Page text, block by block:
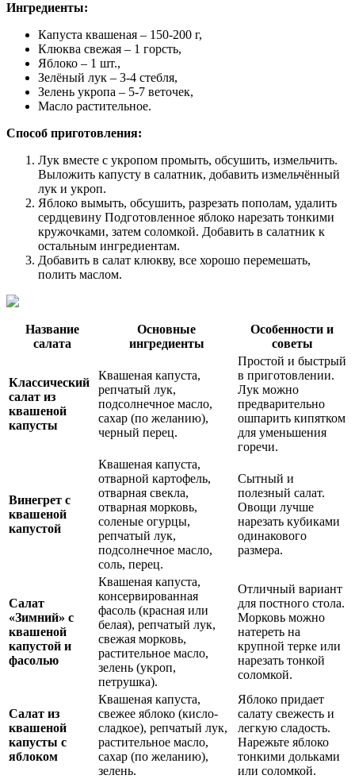
Ингредиенты:
Капуста квашеная – 150-200 г,
Клюква свежая – 1 горсть,
Яблоко – 1 шт.,
Зелёный лук – 3-4 стебля,
Зелень укропа – 5-7 веточек,
Масло растительное.
Способ приготовления:
Лук вместе с укропом промыть, обсушить, измельчить.
Выложить капусту в салатник, добавить измельчённый
лук и укроп.
Яблоко вымыть, обсушить, разрезать пополам, удалить
сердцевину Подготовленное яблоко нарезать тонкими
кружочками, затем соломкой. Добавить в салатник к
остальным ингредиентам.
Добавить в салат клюкву, все хорошо перемешать,
полить маслом.
Название
салата
Основные
ингредиенты
Особенности и
советы
Классический
салат из
квашеной
капусты
Квашеная капуста,
репчатый лук,
подсолнечное масло,
сахар (по желанию),
черный перец.
Простой и быстрый
в приготовлении.
Лук можно
предварительно
ошпарить кипятком
для уменьшения
горечи.
Винегрет с
квашеной
капустой
Квашеная капуста,
отварной картофель,
отварная свекла,
отварная морковь,
соленые огурцы,
репчатый лук,
подсолнечное масло,
соль, перец.
Сытный и
полезный салат.
Овощи лучше
нарезать кубиками
одинакового
размера.
Салат
«Зимний» с
квашеной
капустой и
фасолью
Квашеная капуста,
консервированная
фасоль (красная или
белая), репчатый лук,
свежая морковь,
растительное масло,
зелень (укроп,
петрушка).
Отличный вариант
для постного стола.
Морковь можно
натереть на
крупной терке или
нарезать тонкой
соломкой.
Салат из
квашеной
капусты с
яблоком
Квашеная капуста,
свежее яблоко (кисло-
сладкое), репчатый лук,
растительное масло,
сахар (по желанию),
зелень.
Яблоко придает
салату свежесть и
легкую сладость.
Нарежьте яблоко
тонкими дольками
или соломкой.